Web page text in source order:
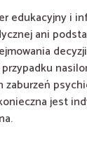
edukacyjny i
ani
decyzji
zaburzeń
jest